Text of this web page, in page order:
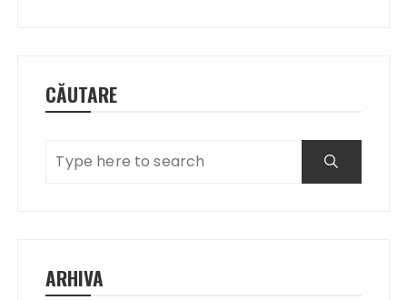
CĂUTARE
ARHIVA